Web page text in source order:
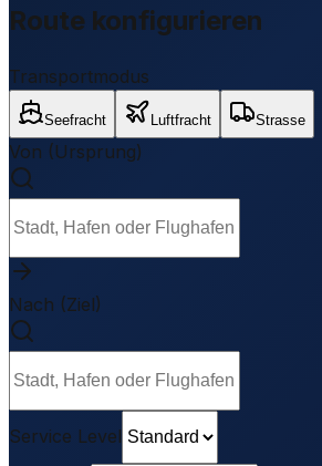
Route konfigurieren
Transportmodus
Seefracht Luftfracht Strasse
Von (Ursprung)
Nach (Ziel)
Service Level